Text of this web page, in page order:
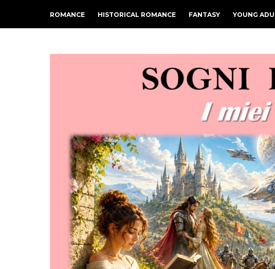
ROMANCE HISTORICAL ROMANCE FANTASY YOUNG